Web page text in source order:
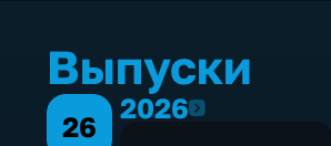
Выпуски
26
20262026